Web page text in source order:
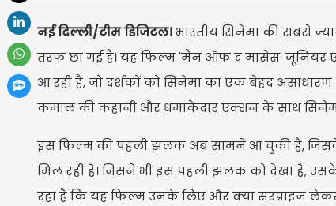
नई दिल्ली/टीम डिजिटल।भारतीय सिनेमा की सबसे
तरफ छा गई है। यह फिल्म 'मैन ऑफ द मासेस' जूनियर
आ रही है, जो दर्शकों को सिनेमा का एक बेहद
कमाल की कहानी और धमाकेदार एक्शन के साथ
​इस फिल्म की पहली झलक अब सामने आ चुकी है,
मिल रही है। जिसने भी इस पहली झलक को देखा है,
रहा है कि यह फिल्म उनके लिए और क्या सरप्राइज